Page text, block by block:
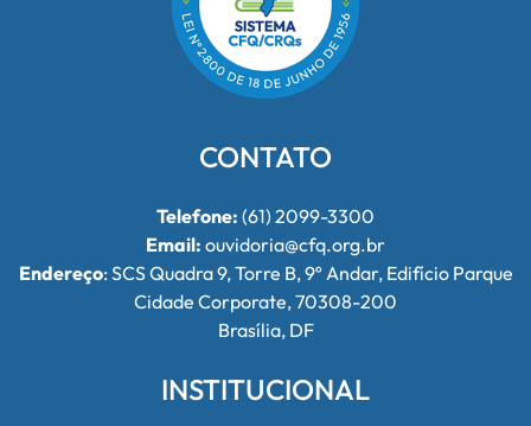
CONTATO
Telefone: (61) 2099-3300
Email: ouvidoria@cfq.org.br
Endereço: SCS Quadra 9, Torre B, 9º Andar, Edifício Parque
Cidade Corporate, 70308-200
Brasília, DF
INSTITUCIONAL